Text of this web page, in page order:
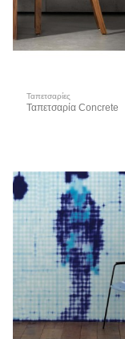
Ταπετσαρίες
Ταπετσαρία Concrete